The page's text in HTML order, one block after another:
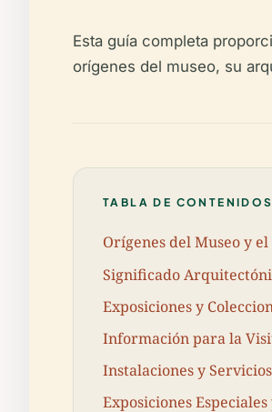
Esta guía completa
orígenes del museo, su
TABLA DE CONTENIDOS
Orígenes del Museo y
Significado
Exposiciones y
Información para la
Instalaciones y
Exposiciones